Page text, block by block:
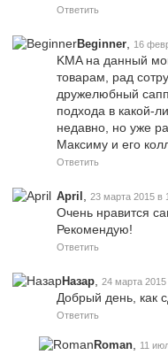
Ответить
Beginner 16
KMA на данный
товарам, рад
дружелюбный
подхода в какой-
недавно, но уже
Максиму и его
Ответить
April 23 марта 2015 в
Очень нравится
Рекомендую!
Ответить
Назар 24 марта
Добрый день, как
Ответить
Roman 11